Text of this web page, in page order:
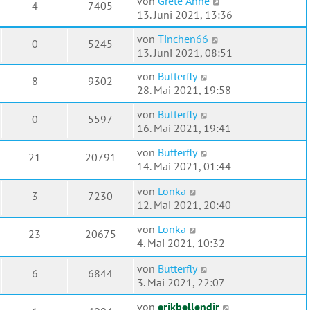
4 7405
13. Juni 2021, 13:36
0 5245 von Tinchen66
13. Juni 2021, 08:51
8 9302 von Butterfly
28. Mai 2021, 19:58
0 5597 von Butterfly
16. Mai 2021, 19:41
21 20791 von Butterfly
14. Mai 2021, 01:44
3 7230 von Lonka
12. Mai 2021, 20:40
23 20675 von Lonka
4. Mai 2021, 10:32
6 6844 von Butterfly
3. Mai 2021, 22:07
von erikbellendir